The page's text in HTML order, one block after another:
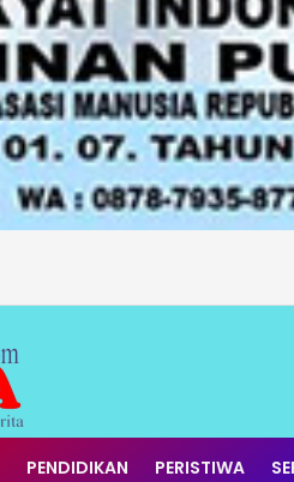
PENDIDIKAN PERISTIWA